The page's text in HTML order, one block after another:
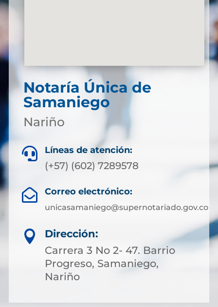
Notaría Única de
Samaniego
Nariño
 Líneas de atención:
(+57) (602) 7289578
 Correo electrónico:
unicasamaniego@supernotariado.gov.co

Dirección:
Carrera 3 No 2- 47. Barrio
Progreso, Samaniego,
Nariño